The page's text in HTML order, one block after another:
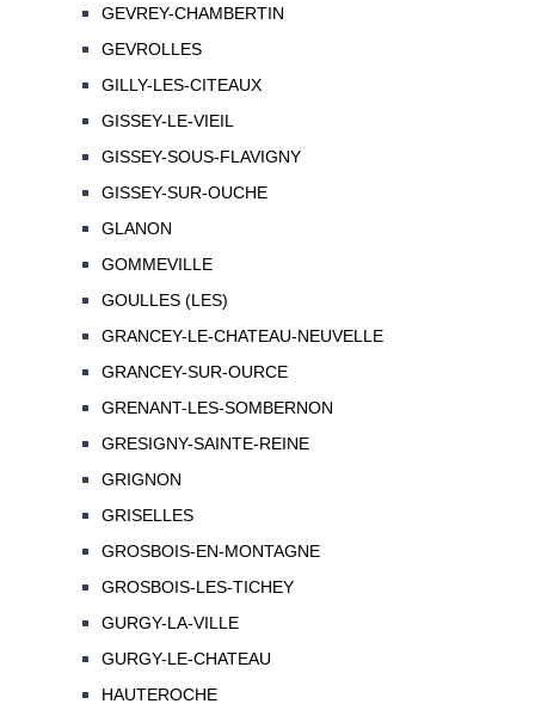
GEVREY-CHAMBERTIN
GEVROLLES
GILLY-LES-CITEAUX
GISSEY-LE-VIEIL
GISSEY-SOUS-FLAVIGNY
GISSEY-SUR-OUCHE
GLANON
GOMMEVILLE
GOULLES (LES)
GRANCEY-LE-CHATEAU-NEUVELLE
GRANCEY-SUR-OURCE
GRENANT-LES-SOMBERNON
GRESIGNY-SAINTE-REINE
GRIGNON
GRISELLES
GROSBOIS-EN-MONTAGNE
GROSBOIS-LES-TICHEY
GURGY-LA-VILLE
GURGY-LE-CHATEAU
HAUTEROCHE